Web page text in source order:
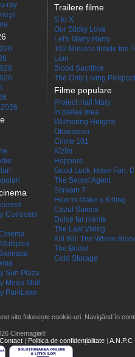
ray
Cotroceni
Sun Plaza
Mega Mall
ParkLake
Trailere filme
S to X
Our Sticky Love
Let's Marry Harry
102 Minutes Inside the
Lion
Blood Sacrifice
The Only Living
Filme populare
Project Hail Mary
În pielea mea
Wuthering Heights
Obsession
Crime 101
Kîzîm
Hoppers
Good Luck, Have Fun,
The Secret Agent
Scream 7
How to Make a Killing
Cazul Samca
Dolce far niente
The Last Viking
Kill Bill: The Whole
The Bride!
Cold Storage
site folosește cookie-uri. Navigând în
Cinemagia®
Contact | Politica de confidențialitate | A.N.P.C